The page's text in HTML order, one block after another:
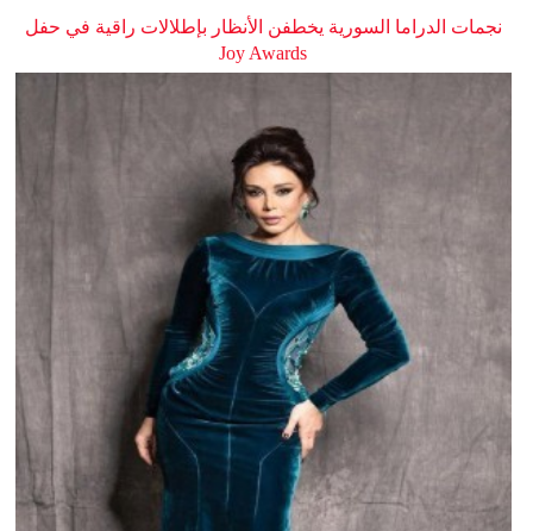
نجمات الدراما السورية يخطفن الأنظار بإطلالات راقية في حفل
Joy Awards